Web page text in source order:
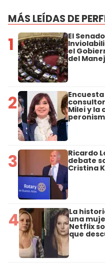
MÁS LEÍDAS DE
1 El
el
del
2 Milei y la
3 Ricardo
debate
Cristina
4 La
una
Netflix
que